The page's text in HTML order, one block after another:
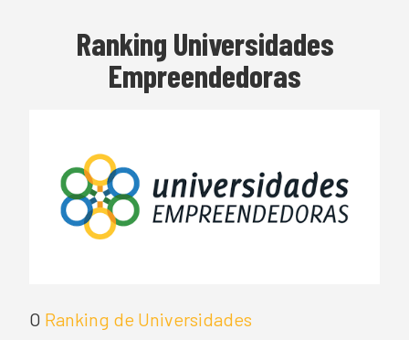
Ranking Universidades
Empreendedoras
O Ranking de Universidades